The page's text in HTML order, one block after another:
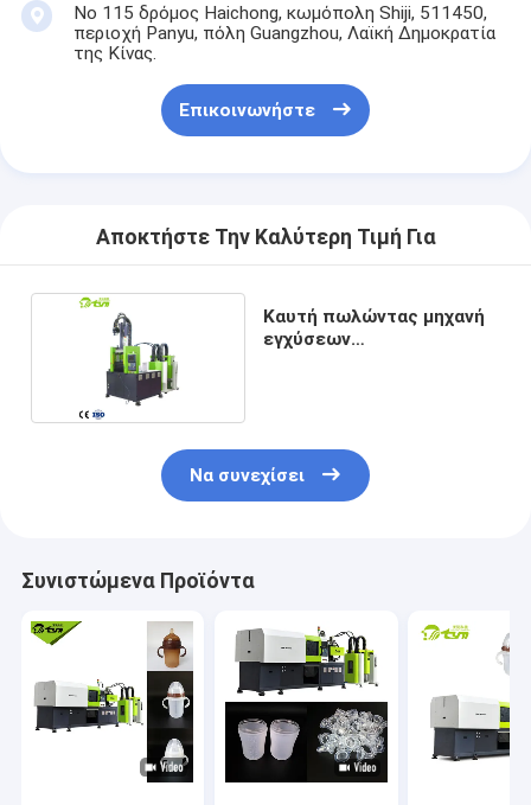
Νο 115 δρόμος Haichong, κωμόπολη Shiji, 511450,
περιοχή Panyu, πόλη Guangzhou, Λαϊκή Δημοκρατία
της Κίνας.
Επικοινωνήστε
Αποκτήστε Την Καλύτερη Τιμή Για
Καυτή πωλώντας μηχανή
εγχύσεων
Να συνεχίσει
Συνιστώμενα Προϊόντα